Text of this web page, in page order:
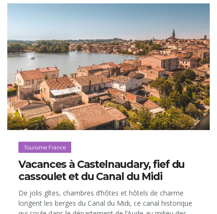
Tourisme France
Vacances à Castelnaudary, fief du
cassoulet et du Canal du Midi
De jolis gîtes, chambres d’hôtes et hôtels de charme
longent les berges du Canal du Midi, ce canal historique